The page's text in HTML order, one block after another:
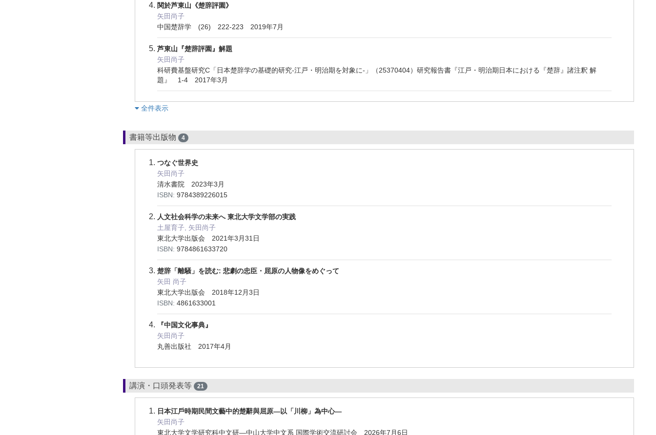
関於芦東山《楚辞評園》
矢田尚子
中国楚辞学 (26) 222-223 2019年7月
芦東山『楚辞評園』解題
矢田尚子
科研費基盤研究C「日本楚辞学の基礎的研究-江戸・明治期を対象に-」（25370404）研究報告書『江戸・明治期日本における『楚辞』諸注釈 解
題』 1-4 2017年3月
︎全件表示
書籍等出版物 4
つなぐ世界史
矢田尚子
清水書院 2023年3月
ISBN: 9784389226015
人文社会科学の未来へ 東北大学文学部の実践
土屋育子, 矢田尚子
東北大学出版会 2021年3月31日
ISBN: 9784861633720
楚辞「離騒」を読む: 悲劇の忠臣・屈原の人物像をめぐって
矢田 尚子
東北大学出版会 2018年12月3日
ISBN: 4861633001
『中国文化事典』
矢田尚子
丸善出版社 2017年4月
講演・口頭発表等 21
日本江戶時期民間文藝中的楚辭與屈原—以「川柳」為中心—
矢田尚子
東北大学文学研究科中文研―中山大学中文系 国際学術交流研討会 2026年7月6日